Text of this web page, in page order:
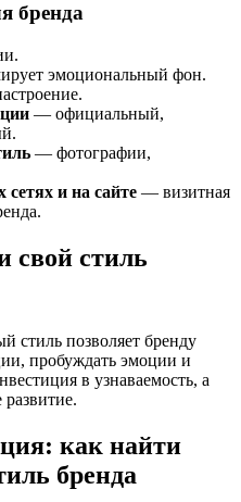
бренда
эмоциональный фон.
— официальный,
— фотографии,
и на сайте — визитная
свой стиль
стиль позволяет бренду
пробуждать эмоции и
в узнаваемость, а
как найти
бренда